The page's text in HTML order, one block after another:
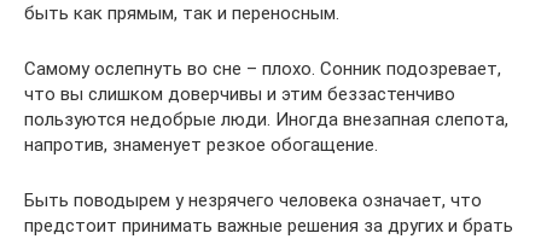
быть как прямым, так и переносным.
Самому ослепнуть во сне – плохо. Сонник подозревает,
что вы слишком доверчивы и этим беззастенчиво
пользуются недобрые люди. Иногда внезапная слепота,
напротив, знаменует резкое обогащение.
Быть поводырем у незрячего человека означает, что
предстоит принимать важные решения за других и брать